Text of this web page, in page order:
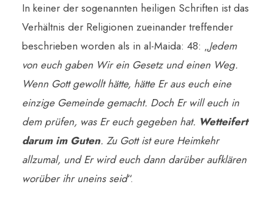
In keiner der sogenannten heiligen Schriften ist das
Verhältnis der Religionen zueinander treffender
beschrieben worden als in al-Maida: 48: „Jedem
von euch gaben Wir ein Gesetz und einen Weg.
Wenn Gott gewollt hätte, hätte Er aus euch eine
einzige Gemeinde gemacht. Doch Er will euch in
dem prüfen, was Er euch gegeben hat. Wetteifert
darum im Guten. Zu Gott ist eure Heimkehr
allzumal, und Er wird euch dann darüber aufklären
worüber ihr uneins seid“.